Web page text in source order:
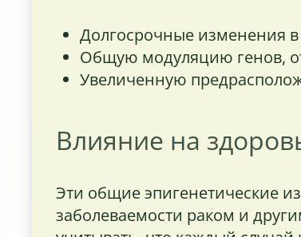
Долгосрочные изменения в
Общую модуляцию генов,
Увеличенную
Влияние на
Эти общие эпигенетические
заболеваемости раком и